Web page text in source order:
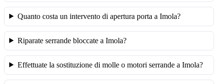
Quanto costa un intervento di apertura porta a Imola?
Riparate serrande bloccate a Imola?
Effettuate la sostituzione di molle o motori serrande a Imola?